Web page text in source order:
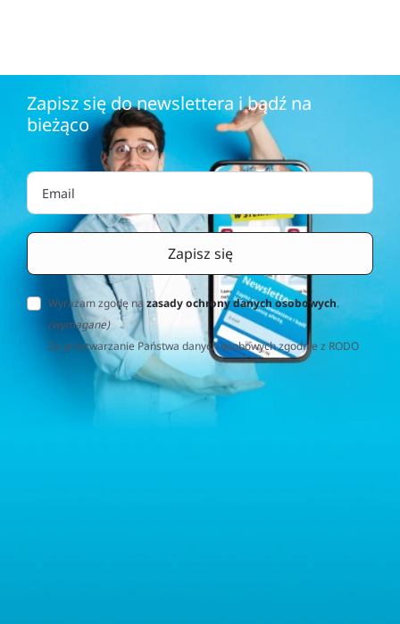
Zapisz się do newslettera i bądź na
bieżąco
Wyrażam zgodę nazasady ochrony danych osobowych.
(wymagane)
Za przetwarzanie Państwa danych osobowych zgodnie z RODO
(Rozporządzenie o Ochronie Danych Osobowych) odpowiedzialna
jest firma Home&Decor Sp. z o.o., Instalatorów 17/108, 02-237
Warszawa, Polska, NIP: PL5223059837 („Administrator”). W